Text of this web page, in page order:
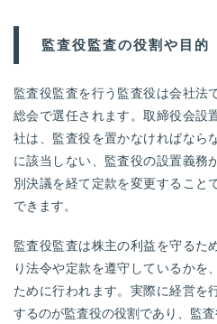
監査役監査の役割や目的
監査役監査を行う監査役は会社法
総会で選任されます。取締役会設
社は、監査役を置かなければなら
に該当しない、監査役の設置義務
別決議を経て定款を変更すること
できます。
監査役監査は株主の利益を守るた
り法令や定款を遵守しているかを
ために行われます。実際に経営を
するのが監査役の役割であり、監査